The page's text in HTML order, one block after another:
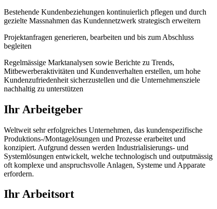
Bestehende Kundenbeziehungen kontinuierlich pflegen und durch
gezielte Massnahmen das Kundennetzwerk strategisch erweitern
Projektanfragen generieren, bearbeiten und bis zum Abschluss
begleiten
Regelmässige Marktanalysen sowie Berichte zu Trends,
Mitbewerberaktivitäten und Kundenverhalten erstellen, um hohe
Kundenzufriedenheit sicherzustellen und die Unternehmensziele
nachhaltig zu unterstützen
Ihr Arbeitgeber
Weltweit sehr erfolgreiches Unternehmen, das kundenspezifische
Produktions-/Montagelösungen und Prozesse erarbeitet und
konzipiert. Aufgrund dessen werden Industrialisierungs- und
Systemlösungen entwickelt, welche technologisch und outputmässig
oft komplexe und anspruchsvolle Anlagen, Systeme und Apparate
erfordern.
Ihr Arbeitsort